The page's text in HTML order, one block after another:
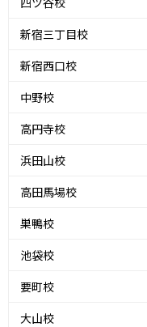
新宿三丁目校
新宿西口校
中野校
高円寺校
浜田山校
高田馬場校
巣鴨校
池袋校
要町校
大山校